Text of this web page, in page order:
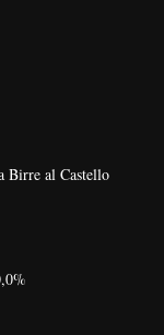
Birre al Castello